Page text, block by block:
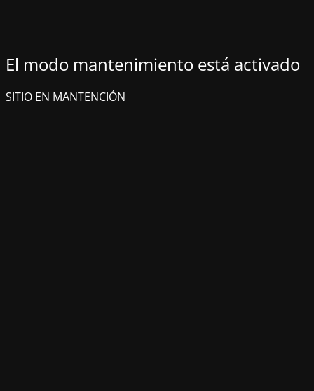
El modo mantenimiento está activado
SITIO EN MANTENCIÓN